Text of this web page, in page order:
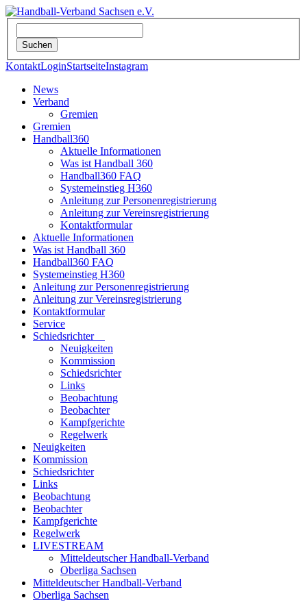
KontaktLoginStartseiteInstagram
News
Verband
Gremien
Gremien
Handball360
Aktuelle Informationen
Was ist Handball 360
Handball360 FAQ
Systemeinstieg H360
Anleitung zur Personenregistrierung
Anleitung zur Vereinsregistrierung
Kontaktformular
Aktuelle Informationen
Was ist Handball 360
Handball360 FAQ
Systemeinstieg H360
Anleitung zur Personenregistrierung
Anleitung zur Vereinsregistrierung
Kontaktformular
Service
Schiedsrichter
Neuigkeiten
Kommission
Schiedsrichter
Links
Beobachtung
Beobachter
Kampfgerichte
Regelwerk
Neuigkeiten
Kommission
Schiedsrichter
Links
Beobachtung
Beobachter
Kampfgerichte
Regelwerk
LIVESTREAM
Mitteldeutscher Handball-Verband
Oberliga Sachsen
Mitteldeutscher Handball-Verband
Oberliga Sachsen